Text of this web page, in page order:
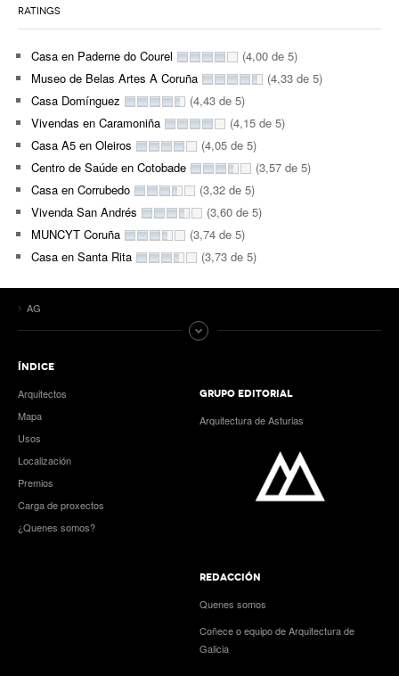
RATINGS
Casa en Paderne do Courel
(4,00 de 5)
Museo de Belas Artes A Coruña
(4,33 de 5)
Casa Domínguez
(4,43 de 5)
Vivendas en Caramoniña
(4,15 de 5)
Casa A5 en Oleiros
(4,05 de 5)
Centro de Saúde en Cotobade
(3,57 de 5)
Casa en Corrubedo
(3,32 de 5)
Vivenda San Andrés
(3,60 de 5)
MUNCYT Coruña
(3,74 de 5)
Casa en Santa Rita
(3,73 de 5)
AG
ÍNDICE
Arquitectos
Mapa
Usos
Localización
Premios
Carga de proxectos
¿Quenes somos?
GRUPO EDITORIAL
Arquitectura de Asturias
REDACCIÓN
Quenes somos
Coñece o equipo de Arquitectura de
Galicia